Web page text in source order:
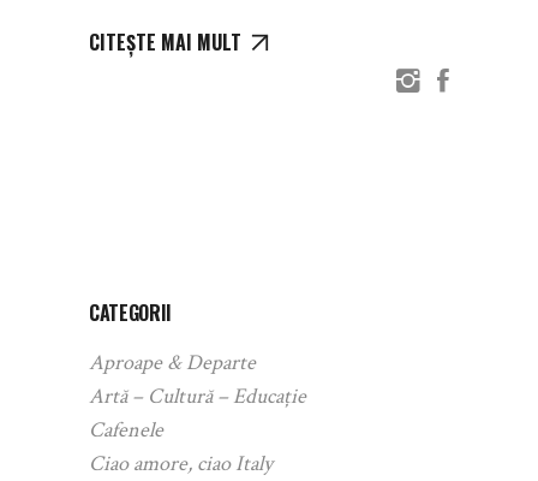
CITEȘTE MAI MULT
CATEGORII
Aproape & Departe
Artă – Cultură – Educație
Cafenele
Ciao amore, ciao Italy